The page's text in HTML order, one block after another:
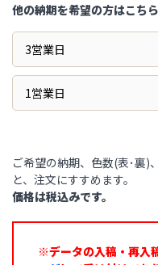
他の納期を希望の方はこちら
3営業日
1営業日
ご希望の納期、色数(表･裏)
と、注文にすすめます。
価格は税込みです。
※データの入稿・再入